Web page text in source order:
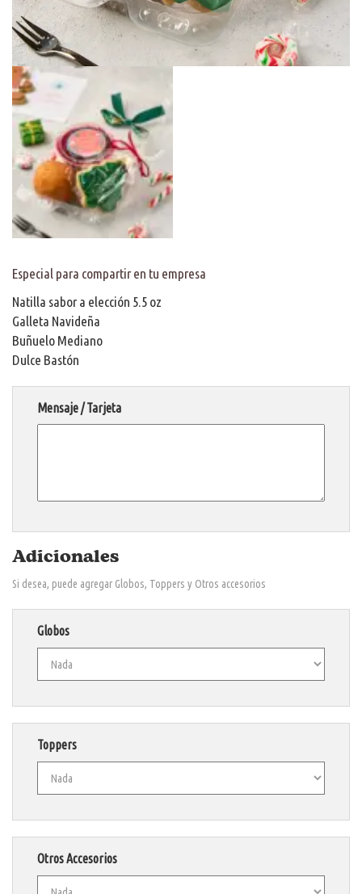
Especial para compartir en tu empresa
Natilla sabor a elección 5.5 oz
Galleta Navideña
Buñuelo Mediano
Dulce Bastón
Mensaje / Tarjeta
Adicionales
Si desea, puede agregar Globos, Toppers y Otros accesorios
Globos
Toppers
Otros Accesorios